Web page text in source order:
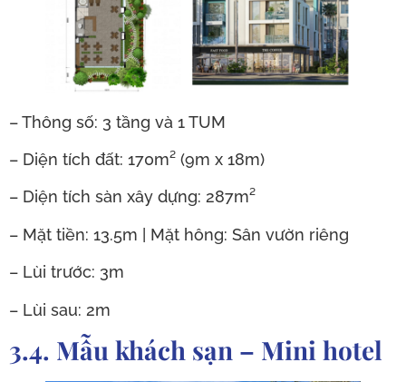
– Thông số: 3 tầng và 1 TUM
– Diện tích đất: 170m² (9m x 18m)
– Diện tích sàn xây dựng: 287m²
– Mặt tiền: 13.5m | Mặt hông: Sân vườn riêng
– Lùi trước: 3m
– Lùi sau: 2m
3.4. Mẫu khách sạn – Mini hotel